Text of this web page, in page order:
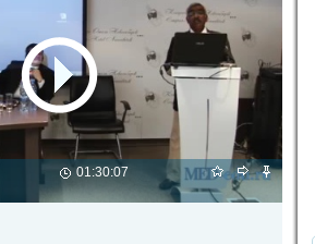
01:30:07